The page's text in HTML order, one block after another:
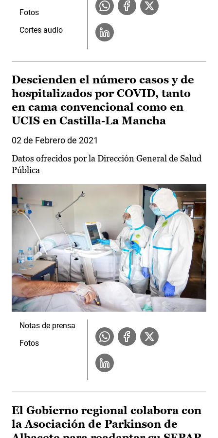
Fotos
Cortes audio
Descienden el número casos y de
hospitalizados por COVID, tanto
en cama convencional como en
UCIS en Castilla-La Mancha
02 de Febrero de 2021
Datos ofrecidos por la Dirección General de Salud
Pública
Notas de prensa
Fotos
El Gobierno regional colabora con
la Asociación de Parkinson de